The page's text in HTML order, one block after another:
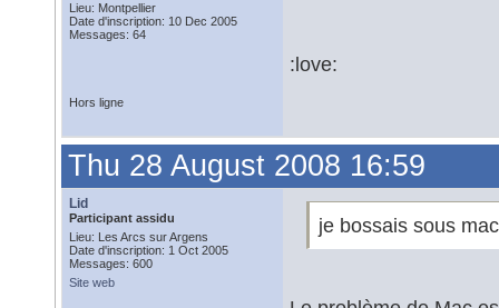
Lieu: Montpellier
Date d'inscription: 10 Dec 2005
Messages: 64
:love:
Hors ligne
Thu 28 August 2008 16:59
Lid
Participant assidu
Lieu: Les Arcs sur Argens
Date d'inscription: 1 Oct 2005
Messages: 600
Site web
je bossais sous